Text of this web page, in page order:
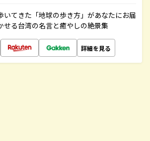
いてきた「地球の歩き方」があなたにお届
せる台湾の名言と癒やしの絶景集
詳細を見る